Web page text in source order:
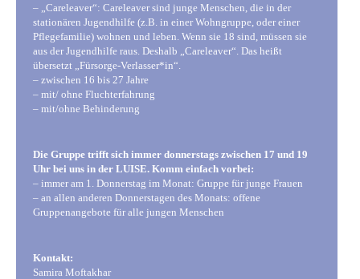
– „Careleaver“: Careleaver sind junge Menschen, die in der
stationären Jugendhilfe (z.B. in einer Wohngruppe, oder einer
Pflegefamilie) wohnen und leben. Wenn sie 18 sind, müssen sie
aus der Jugendhilfe raus. Deshalb „Careleaver“. Das heißt
übersetzt „Fürsorge-Verlasser*in“.
– zwischen 16 bis 27 Jahre
– mit/ ohne Fluchterfahrung
– mit/ohne Behinderung
Die Gruppe trifft sich immer donnerstags zwischen 17 und 19
Uhr bei uns in der LUISE. Komm einfach vorbei:
– immer am 1. Donnerstag im Monat: Gruppe für junge Frauen
– an allen anderen Donnerstagen des Monats: offene
Gruppenangebote für alle jungen Menschen
Kontakt:
Samira Moftakhar